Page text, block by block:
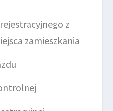
z
zamieszkania